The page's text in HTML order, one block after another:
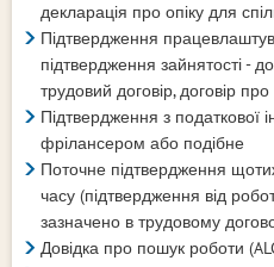
декларація про опіку для
Підтвердження
підтвердження зайнятості -
трудовий договір, договір
Підтвердження з податкової
фрілансером або подібне
Поточне підтвердження
часу (підтвердження від
зазначено в трудовому
Довідка про пошук роботи